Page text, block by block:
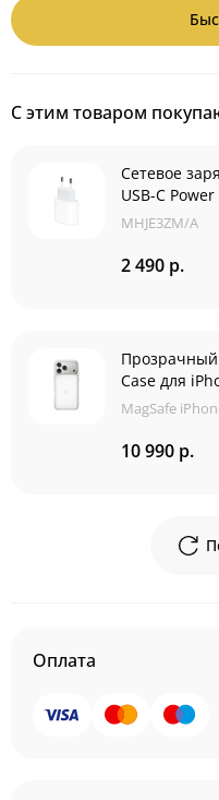
С этим товаром
Сетевое
USB-C
MHJE3ZM/A
2 490 р.
Прозрачный
Case для
MagSafe
10 990 р.
Оплата